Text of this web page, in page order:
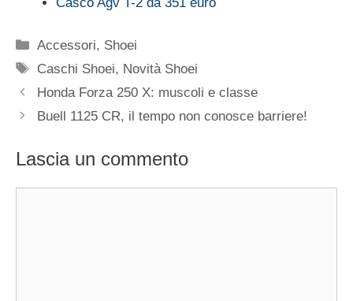
Categorie
Accessori, Shoei
Tag
Caschi Shoei, Novità Shoei
Honda Forza 250 X: muscoli e classe
Buell 1125 CR, il tempo non conosce barriere!
Lascia un commento